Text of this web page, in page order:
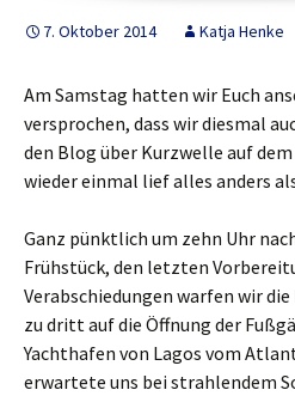
7. Oktober 2014 Katja Henke
Am Samstag hatten wir Euch
versprochen, dass wir diesmal
den Blog über Kurzwelle auf
wieder einmal lief alles anders
Ganz pünktlich um zehn Uhr
Frühstück, den letzten
Verabschiedungen warfen wir
zu dritt auf die Öffnung der
Yachthafen von Lagos vom
erwartete uns bei strahlendem